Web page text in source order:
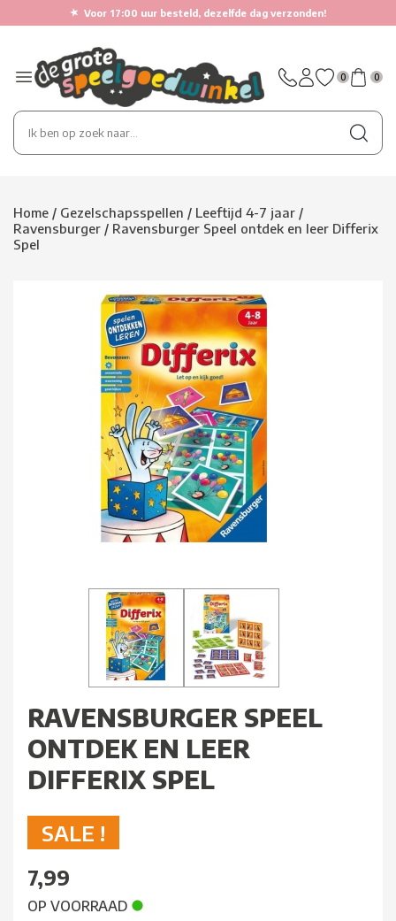
★ Voor 17:00 uur besteld, dezelfde dag verzonden!
0 0
Home / Gezelschapsspellen / Leeftijd 4-7 jaar /
Ravensburger / Ravensburger Speel ontdek en leer Differix
Spel
RAVENSBURGER SPEEL
ONTDEK EN LEER
DIFFERIX SPEL
SALE !
7,99
OP VOORRAAD